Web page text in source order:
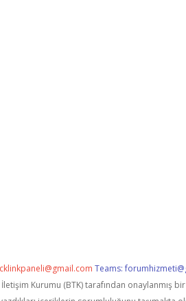
Teams:
Kurumu (BTK) tarafından